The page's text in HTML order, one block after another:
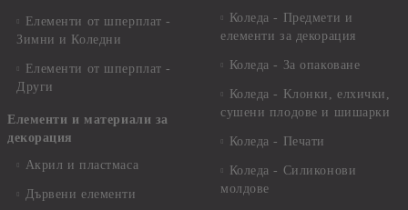
Елементи от шперплат -
Зимни и Коледни
Елементи от шперплат -
Други
Елементи и материали за
декорация
Акрил и пластмаса
Дървени елементи
Коледа - Предмети и
елементи за декорация
Коледа - За опаковане
Коледа - Kлонки, елхички,
сушени плодове и шишарки
Коледа - Печати
Коледа - Силиконови
молдове